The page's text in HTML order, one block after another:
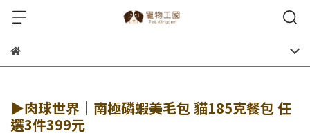
▶肉球世界｜南極磷蝦美毛包 貓185克餐包 任
選3件399元